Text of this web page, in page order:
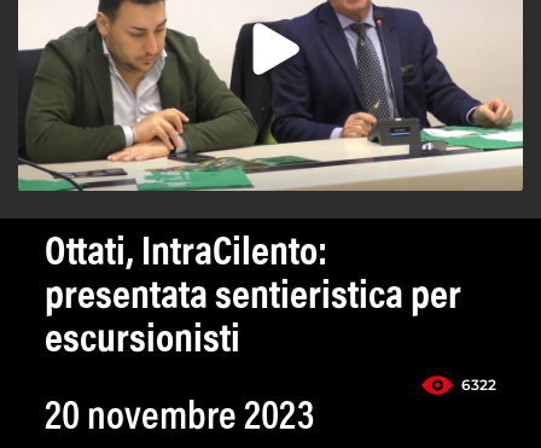
Ottati, IntraCilento:
presentata sentieristica per
escursionisti
6322
20 novembre 2023